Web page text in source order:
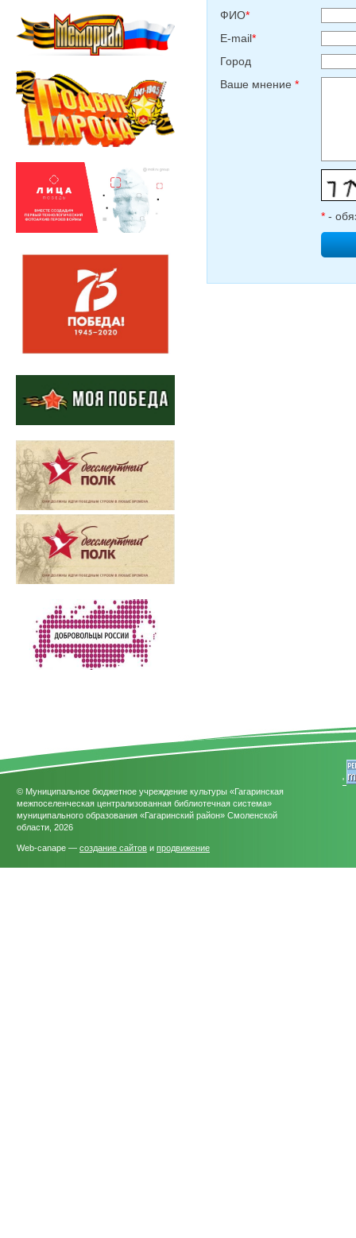
ФИО*
E-mail*
Город
Ваше мнение *
* -
© Муниципальное бюджетное учреждение культуры «Гагаринская
межпоселенческая централизованная библиотечная система»
муниципального образования «Гагаринский район» Смоленской
области, 2026
Web-canape — создание сайтов и продвижение
'